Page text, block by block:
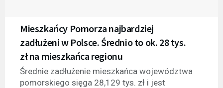
Mieszkańcy Pomorza najbardziej
zadłużeni w Polsce. Średnio to ok. 28 tys.
zł na mieszkańca regionu
Średnie zadłużenie mieszkańca województwa
pomorskiego sięga 28,129 tys. zł i jest